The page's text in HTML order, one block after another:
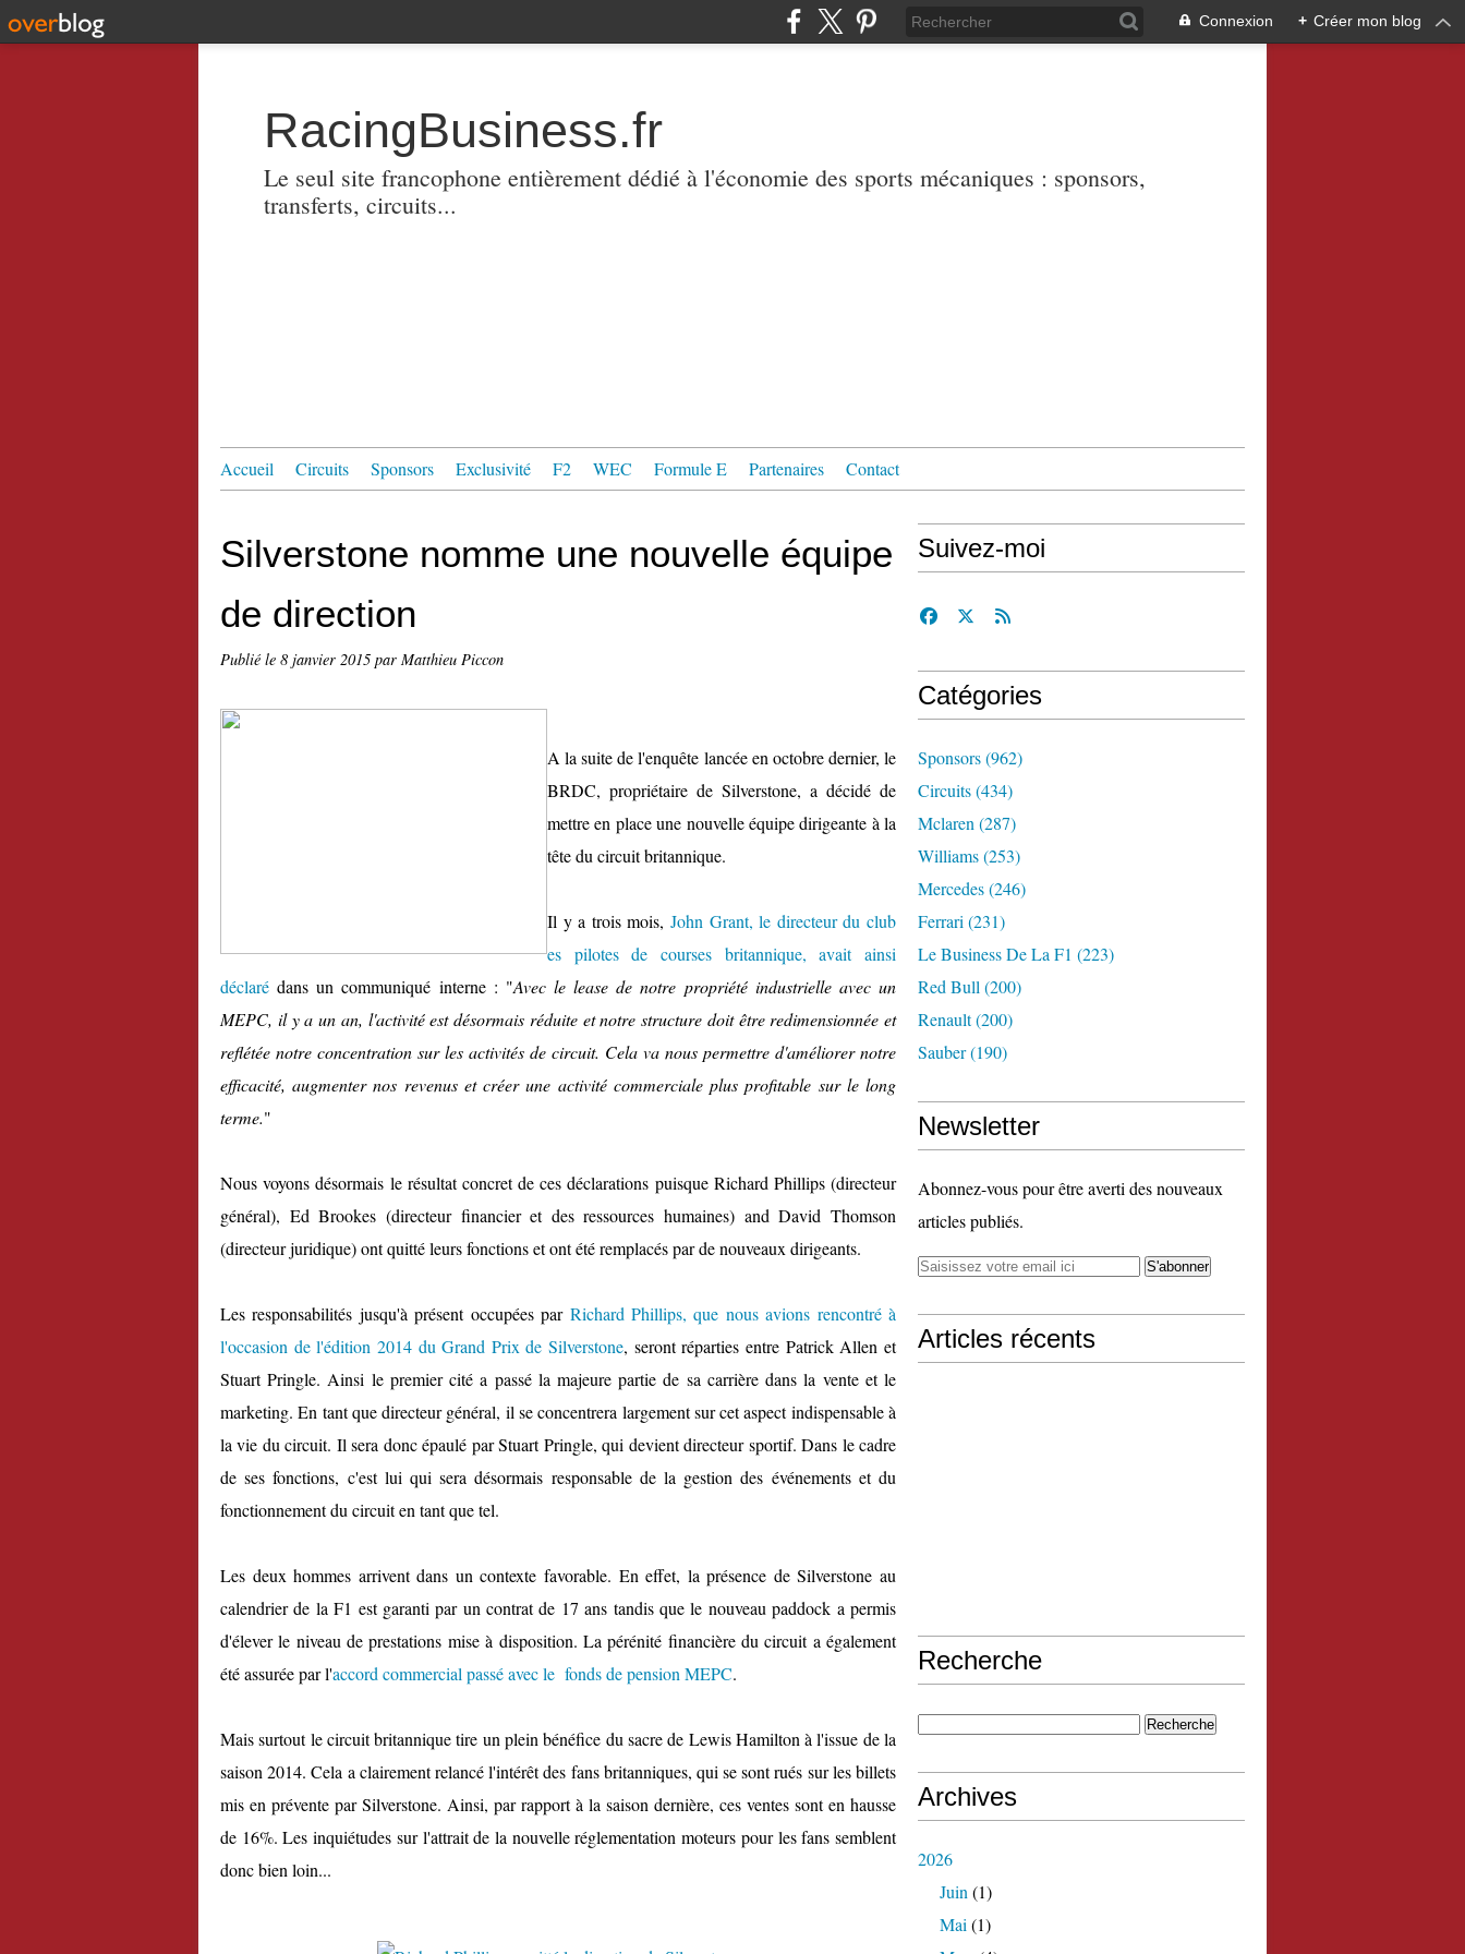
Connexion + Créer mon blog
RacingBusiness.fr
Le seul site francophone entièrement dédié à l'économie des sports mécaniques : sponsors,
transferts, circuits...
Accueil Circuits Sponsors Exclusivité F2 WEC Formule E Partenaires Contact
Silverstone nomme une nouvelle équipe
de direction
Publié le 8 janvier 2015 par Matthieu Piccon
A la suite de l'enquête lancée en octobre dernier, le
BRDC, propriétaire de Silverstone, a décidé de
mettre en place une nouvelle équipe dirigeante à la
tête du circuit britannique.
Il y a trois mois, John Grant, le directeur du club
es pilotes de courses britannique, avait ainsi
déclaré dans un communiqué interne : "Avec le lease de notre propriété industrielle avec un
MEPC, il y a un an, l'activité est désormais réduite et notre structure doit être redimensionnée et
reflétée notre concentration sur les activités de circuit. Cela va nous permettre d'améliorer notre
efficacité, augmenter nos revenus et créer une activité commerciale plus profitable sur le long
terme."
Nous voyons désormais le résultat concret de ces déclarations puisque Richard Phillips (directeur
général), Ed Brookes (directeur financier et des ressources humaines) and David Thomson
(directeur juridique) ont quitté leurs fonctions et ont été remplacés par de nouveaux dirigeants.
Les responsabilités jusqu'à présent occupées par Richard Phillips, que nous avions rencontré à
l'occasion de l'édition 2014 du Grand Prix de Silverstone, seront réparties entre Patrick Allen et
Stuart Pringle. Ainsi le premier cité a passé la majeure partie de sa carrière dans la vente et le
marketing. En tant que directeur général, il se concentrera largement sur cet aspect indispensable à
la vie du circuit. Il sera donc épaulé par Stuart Pringle, qui devient directeur sportif. Dans le cadre
de ses fonctions, c'est lui qui sera désormais responsable de la gestion des événements et du
fonctionnement du circuit en tant que tel.
Les deux hommes arrivent dans un contexte favorable. En effet, la présence de Silverstone au
calendrier de la F1 est garanti par un contrat de 17 ans tandis que le nouveau paddock a permis
d'élever le niveau de prestations mise à disposition. La pérénité financière du circuit a également
été assurée par l'accord commercial passé avec le fonds de pension MEPC.
Mais surtout le circuit britannique tire un plein bénéfice du sacre de Lewis Hamilton à l'issue de la
saison 2014. Cela a clairement relancé l'intérêt des fans britanniques, qui se sont rués sur les billets
mis en prévente par Silverstone. Ainsi, par rapport à la saison dernière, ces ventes sont en hausse
de 16%. Les inquiétudes sur l'attrait de la nouvelle réglementation moteurs pour les fans semblent
donc bien loin...
Suivez-moi
Catégories
Sponsors(962)
Circuits(434)
Mclaren (287)
Williams(253)
Mercedes(246)
Ferrari (231)
Le Business De La F1 (223)
Red Bull (200)
Renault(200)
Sauber(190)
Newsletter
Abonnez-vous pour être averti des nouveaux
articles publiés.
Articles récents
Recherche
Archives
2026
Juin (1)
Mai (1)